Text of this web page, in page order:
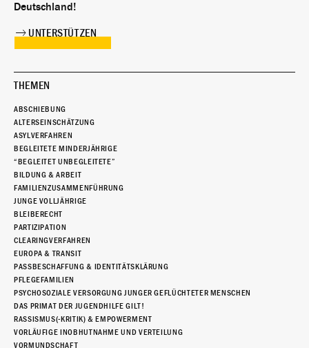
Deutschland!
UNTERSTÜTZEN
THEMEN
ABSCHIEBUNG
ALTERSEINSCHÄTZUNG
ASYLVERFAHREN
BEGLEITETE MINDERJÄHRIGE
“BEGLEITET UNBEGLEITETE”
BILDUNG & ARBEIT
FAMILIENZUSAMMENFÜHRUNG
JUNGE VOLLJÄHRIGE
BLEIBERECHT
PARTIZIPATION
CLEARINGVERFAHREN
EUROPA & TRANSIT
PASSBESCHAFFUNG & IDENTITÄTSKLÄRUNG
PFLEGEFAMILIEN
PSYCHOSOZIALE VERSORGUNG JUNGER GEFLÜCHTETER MENSCHEN
DAS PRIMAT DER JUGENDHILFE GILT!
RASSISMUS(-KRITIK) & EMPOWERMENT
VORLÄUFIGE INOBHUTNAHME UND VERTEILUNG
VORMUNDSCHAFT